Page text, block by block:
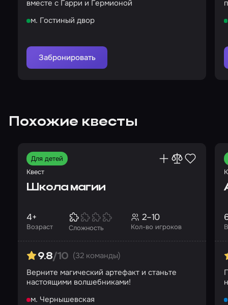
вместе с Гарри и Гермионой
м. Гостиный двор
Забронировать
Похожие квесты
Для детей
Квест
Школа магии
Возраст
4+
Сложность Кол-во игроков
2–10
9.8/10 (32 команды)
Верните магический артефакт и станьте
настоящими волшебниками!
м. Чернышевская